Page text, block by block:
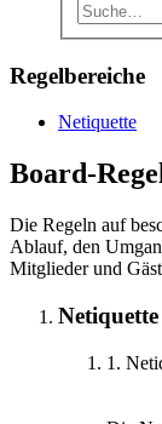
Regelbereiche
Netiquette
Board-
Die Regeln auf
Ablauf, den
Mitglieder und
Netiquette
1.